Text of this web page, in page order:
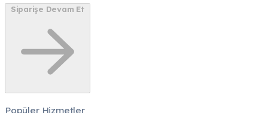
Siparişe Devam Et
Popüler Hizmetler